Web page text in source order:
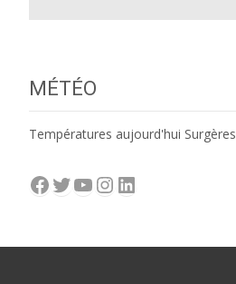
MÉTÉO
Températures aujourd'hui Surgères
Facebook
Twitter
YouTube
Instagram
LinkedIn